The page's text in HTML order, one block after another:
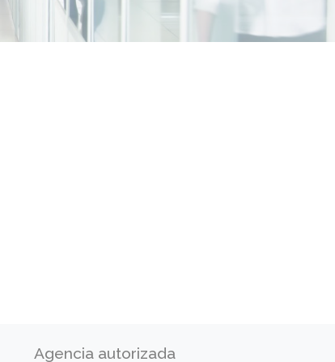
Agencia autorizada